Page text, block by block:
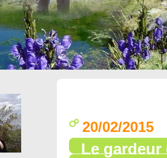
20/02/2015
Le gardeur